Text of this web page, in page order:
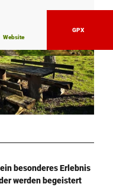
Kulturland Kreis Höxter, c/o Gf
W im Kreis Höxter mbH |CC-BY-SA
Website
GPX
besonderes Erlebnis
werden begeistert